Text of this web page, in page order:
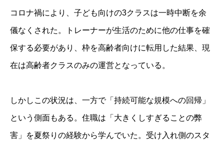
コロナ禍により、子ども向けの3クラスは一時中断を余
儀なくされた。トレーナーが生活のために他の仕事を確
保する必要があり、枠を高齢者向けに転用した結果、現
在は高齢者クラスのみの運営となっている。
しかしこの状況は、一方で「持続可能な規模への回帰」
という側面もある。住職は「大きくしすぎることの弊
害」を夏祭りの経験から学んでいた。受け入れ側のスタ